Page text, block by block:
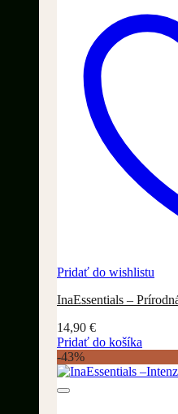
Pridať do wishlistu
InaEssentials –
14,90 €
Pridať do košíka
-43%